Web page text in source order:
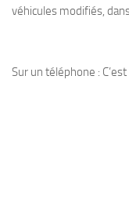
véhicules modifiés,
Sur un téléphone :